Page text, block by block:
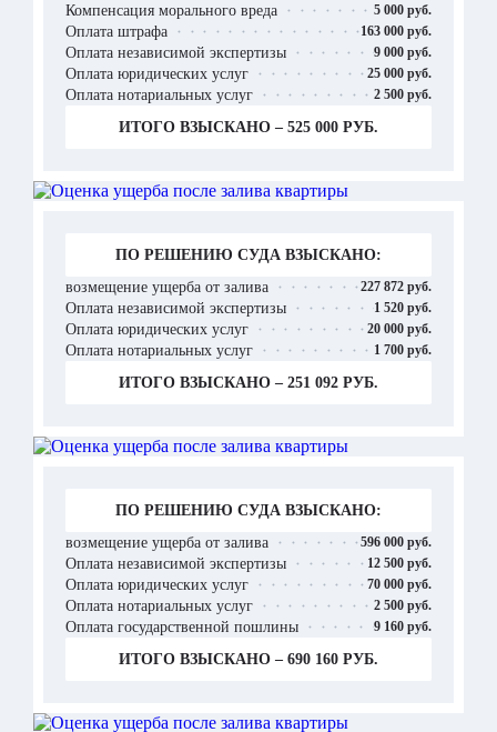
Компенсация морального вреда 5 000 руб.
Оплата штрафа 163 000 руб.
Оплата независимой экспертизы 9 000 руб.
Оплата юридических услуг 25 000 руб.
Оплата нотариальных услуг 2 500 руб.
ИТОГО ВЗЫСКАНО – 525 000 РУБ.
ПО РЕШЕНИЮ СУДА ВЗЫСКАНО:
возмещение ущерба от залива
227 872 руб.
Оплата независимой экспертизы 1 520 руб.
Оплата юридических услуг 20 000 руб.
Оплата нотариальных услуг 1 700 руб.
ИТОГО ВЗЫСКАНО – 251 092 РУБ.
ПО РЕШЕНИЮ СУДА ВЗЫСКАНО:
возмещение ущерба от залива
596 000 руб.
Оплата независимой экспертизы 12 500 руб.
Оплата юридических услуг 70 000 руб.
Оплата нотариальных услуг 2 500 руб.
Оплата государственной пошлины 9 160 руб.
ИТОГО ВЗЫСКАНО – 690 160 РУБ.